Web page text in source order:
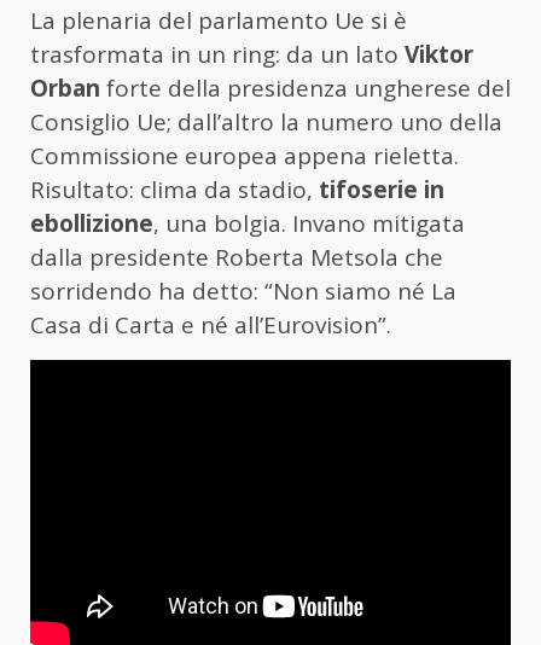
La plenaria del parlamento Ue si è
trasformata in un ring: da un lato Viktor
Orban forte della presidenza ungherese del
Consiglio Ue; dall’altro la numero uno della
Commissione europea appena rieletta.
Risultato: clima da stadio, tifoserie in
ebollizione, una bolgia. Invano mitigata
dalla presidente Roberta Metsola che
sorridendo ha detto: “Non siamo né La
Casa di Carta e né all’Eurovision”.